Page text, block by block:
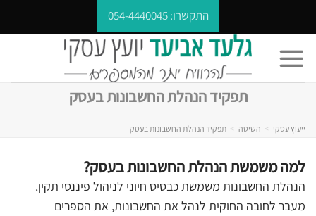
content
התקשרו:054-4440045
תפקיד הנהלת החשבונות בעסק
ייעוץ עסקי > השיטה > תפקיד הנהלת החשבונות בעסק
למה משמשת הנהלת החשבונות בעסק?
הנהלת החשבונות משמשת כבסיס חיוני לניהול פיננסי תקין.
מעבר לחובה החוקית לנהל את החשבונות, את הספרים